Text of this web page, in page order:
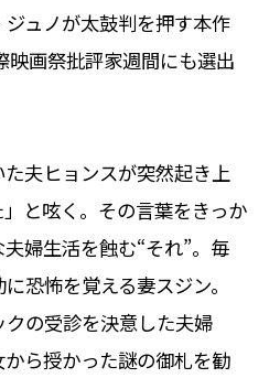
ュノが太鼓判を押す本作
映画祭批評家週間にも選出
夫ヒョンスが突然起き上
と呟く。その言葉をきっか
婦生活を蝕む“それ”。毎
恐怖を覚える妻スジン。
の受診を決意した夫婦
ら授かった謎の御札を勧